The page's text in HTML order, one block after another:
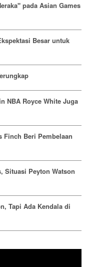
pada Asian Games
Besar untuk
NBA Royce White Juga
Finch Beri Pembelaan
Situasi Peyton Watson
Tapi Ada Kendala di